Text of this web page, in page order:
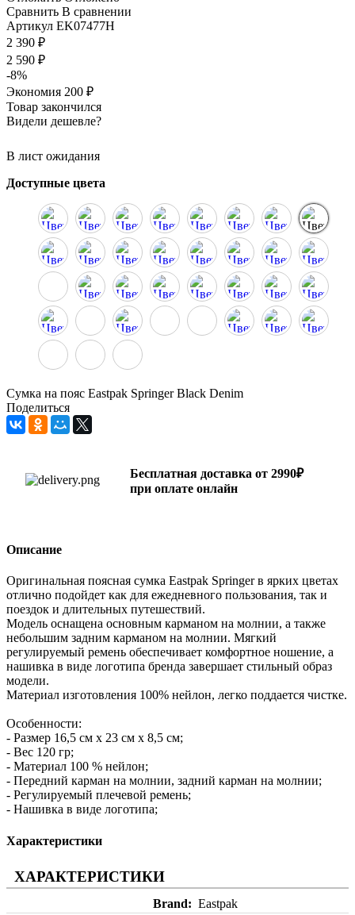
Сравнить В сравнении
Артикул EK07477H
2 390 ₽
2 590 ₽
-8%
Экономия 200 ₽
Товар закончился
Видели дешевле?
В лист ожидания
Доступные цвета
Сумка на пояс Eastpak Springer Black Denim
Поделиться
Бесплатная доставка от 2990₽
при оплате онлайн
Описание
Оригинальная поясная сумка Eastpak Springer в ярких цветах
отлично подойдет как для ежедневного пользования, так и
поездок и длительных путешествий.
Модель оснащена основным карманом на молнии, а также
небольшим задним карманом на молнии. Мягкий
регулируемый ремень обеспечивает комфортное ношение, а
нашивка в виде логотипа бренда завершает стильный образ
модели.
Материал изготовления 100% нейлон, легко поддается чистке.
Особенности:
- Размер 16,5 см х 23 см х 8,5 см;
- Вес 120 гр;
- Материал 100 % нейлон;
- Передний карман на молнии, задний карман на молнии;
- Регулируемый плечевой ремень;
- Нашивка в виде логотипа;
Характеристики
ХАРАКТЕРИСТИКИ
Brand
Eastpak